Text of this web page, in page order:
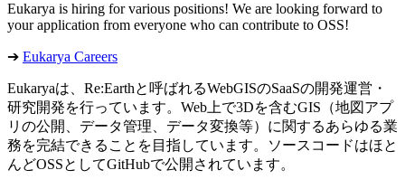
Eukarya is hiring for various positions! We are looking forward to
your application from everyone who can contribute to OSS!
➔ Eukarya Careers
Eukaryaは、Re:Earthと呼ばれるWebGISのSaaSの開発運営・
研究開発を行っています。Web上で3Dを含むGIS（地図アプ
リの公開、データ管理、データ変換等）に関するあらゆる業
務を完結できることを目指しています。ソースコードはほと
んどOSSとしてGitHubで公開されています。